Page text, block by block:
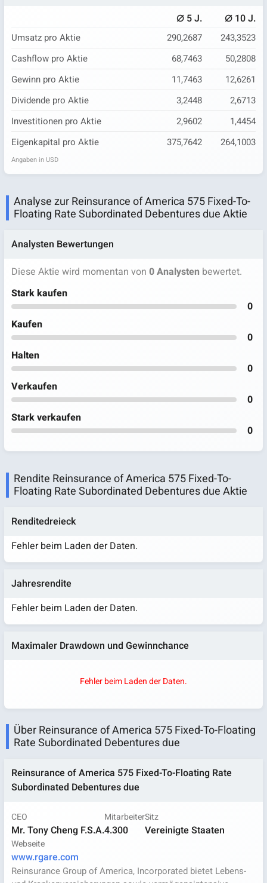
⌀ 5 J. ⌀ 10 J.
Umsatz pro Aktie 290,2687
243,3523
Cashflow pro Aktie
68,7463
50,2808
Gewinn pro Aktie
11,7463
12,6261
Dividende pro Aktie
3,2448
2,6713
Investitionen pro Aktie
2,9602
1,4454
Eigenkapital pro Aktie
375,7642 264,1003
Angaben in USD
Analyse zur Reinsurance of America 575 Fixed-To-
Floating Rate Subordinated Debentures due Aktie
Analysten Bewertungen
Diese Aktie wird momentan von 0 Analysten bewertet.
Stark kaufen
0
Kaufen
0
Halten
0
Verkaufen
0
Stark verkaufen
0
Rendite Reinsurance of America 575 Fixed-To-
Floating Rate Subordinated Debentures due Aktie
Renditedreieck
Fehler beim Laden der Daten.
Jahresrendite
Fehler beim Laden der Daten.
Maximaler Drawdown und Gewinnchance
Fehler beim Laden der Daten.
Über Reinsurance of America 575 Fixed-To-Floating
Rate Subordinated Debentures due
Reinsurance of America 575 Fixed-To-Floating Rate
Subordinated Debentures due
CEO
Mr. Tony Cheng F.S.A.
Mitarbeiter
4.300
Sitz
Vereinigte Staaten
Webseite
www.rgare.com
Reinsurance Group of America, Incorporated bietet Lebens-